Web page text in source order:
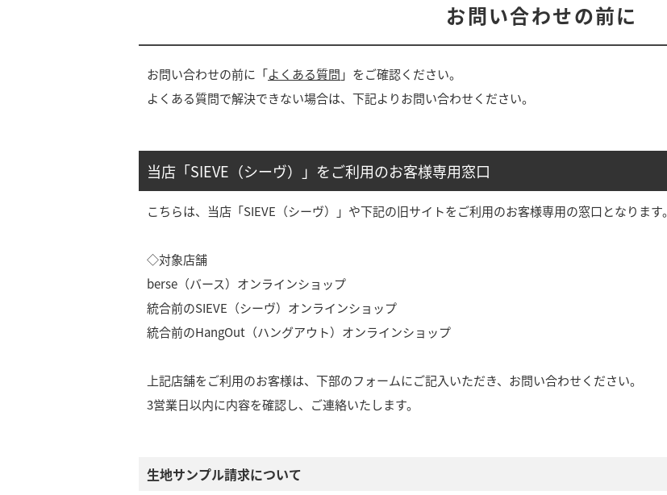
お問い合わせの前に
お問い合わせの前に「よくある質問 」をご確認ください。
よくある質問で解決できない場合は、下記よりお問い合わせください。
当店「SIEVE（シーヴ）」をご利用のお客様専用窓口
こちらは、当店「SIEVE（シーヴ）」や下記の旧サイトをご利用のお客様専用の窓口となります。
◇対象店舗
berse（バース）オンラインショップ
統合前のSIEVE（シーヴ）オンラインショップ
統合前のHangOut（ハングアウト）オンラインショップ
上記店舗をご利用のお客様は、下部のフォームにご記入いただき、お問い合わせください。
3営業日以内に内容を確認し、ご連絡いたします。
生地サンプル請求について